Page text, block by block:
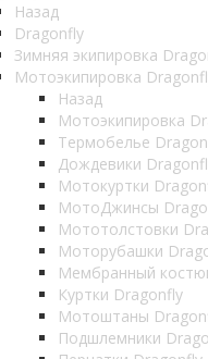
Назад
Dragonfly
Зимняя экипировка
Мотоэкипировка
Назад
Мотоэкипировка
Термобелье
Дождевики
Мотокуртки
МотоДжинсы
Мототолстовки
Моторубашки
Мембранный
Куртки Dragonfly
Мотоштаны
Подшлемники